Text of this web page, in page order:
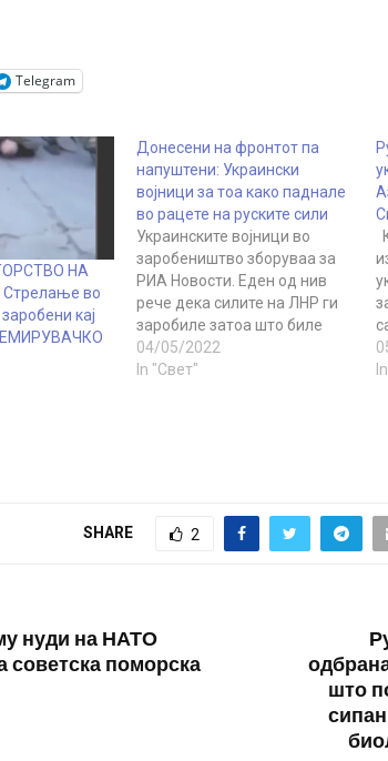
Telegram
НА
во
кај
Донесени на фронтот па
напуштени: Украински
војници за тоа како паднале
во рацете на руските сили
Украинските војници во
заробеништво зборуваа за
РИА Новости. Еден од нив
рече дека силите на ЛНР ги
заробиле затоа што биле
напуштени од украинската
команда и дека кон нив
постапки“ на…
04/05/2022
In "Свет"
SHARE 2
нуди на НАТО
советска поморска
што